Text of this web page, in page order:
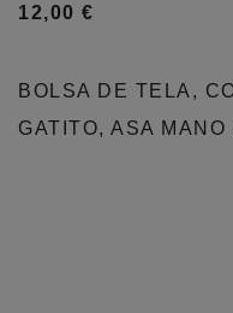
12,00 €
BOLSA DE TELA,
GATITO, ASA